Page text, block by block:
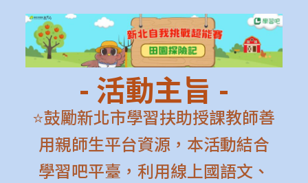
- 活動主旨 -
⭐鼓勵新北市學習扶助授課教師善
用親師生平台資源，本活動結合
學習吧平臺，利用線上國語文、